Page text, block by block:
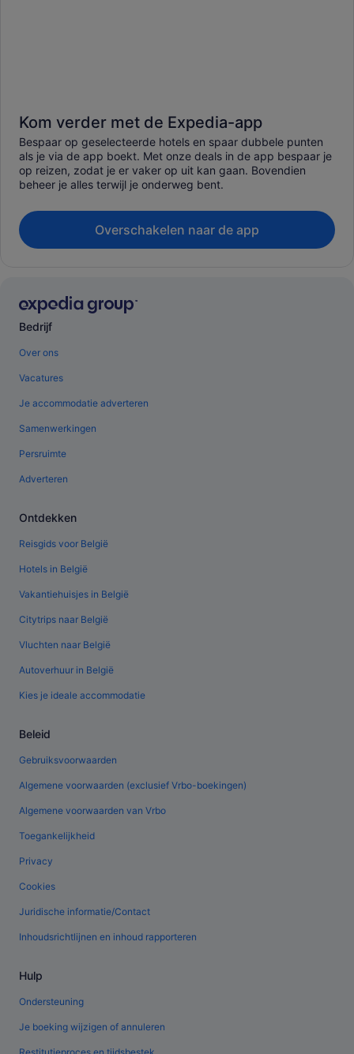
Kom verder met de Expedia-app
Bespaar op geselecteerde hotels en spaar dubbele punten
als je via de app boekt. Met onze deals in de app bespaar je
op reizen, zodat je er vaker op uit kan gaan. Bovendien
beheer je alles terwijl je onderweg bent.
Overschakelen naar de app
Bedrijf
Over ons
Vacatures
Je accommodatie adverteren
Samenwerkingen
Persruimte
Adverteren
Ontdekken
Reisgids voor België
Hotels in België
Vakantiehuisjes in België
Citytrips naar België
Vluchten naar België
Autoverhuur in België
Kies je ideale accommodatie
Beleid
Gebruiksvoorwaarden
Algemene voorwaarden (exclusief Vrbo-boekingen)
Algemene voorwaarden van Vrbo
Toegankelijkheid
Privacy
Cookies
Juridische informatie/Contact
Inhoudsrichtlijnen en inhoud rapporteren
Hulp
Ondersteuning
Je boeking wijzigen of annuleren